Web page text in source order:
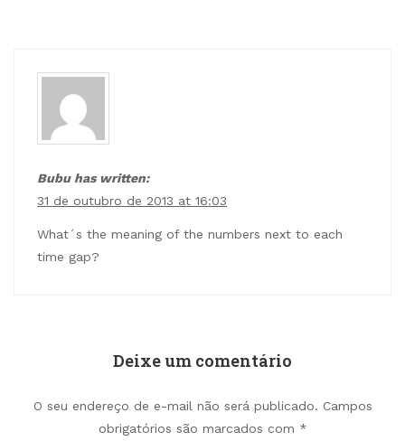
Bubu has written:
31 de outubro de 2013 at 16:03
What´s the meaning of the numbers next to each
time gap?
Deixe um comentário
O seu endereço de e-mail não será publicado. Campos
obrigatórios são marcados com *